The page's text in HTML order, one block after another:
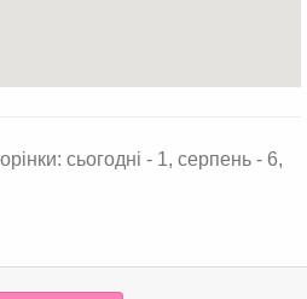
сьогодні - 1, серпень - 6,